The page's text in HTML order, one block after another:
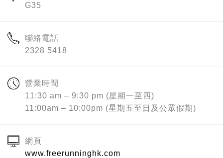
G35
聯絡電話
2328 5418
營業時間
11:30 am – 9:30 pm (星期一至四)
11:00am – 10:00pm (星期五至日及公眾假期)
網頁
www.freerunninghk.com